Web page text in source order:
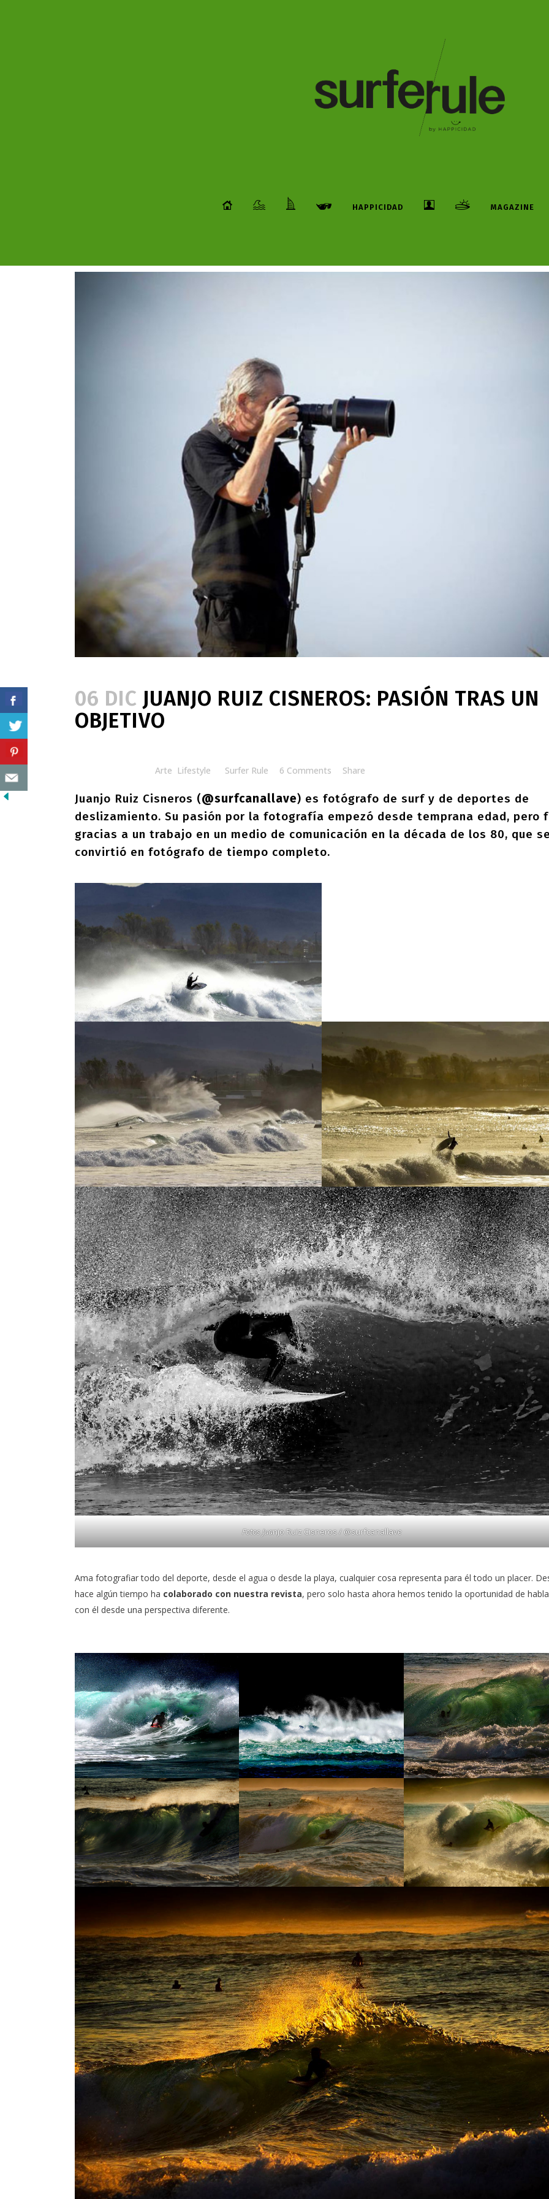
HAPPICIDAD MAGAZINE
06 DIC JUANJO RUIZ CISNEROS: PASIÓN TRAS UN
OBJETIVO
Arte Lifestyle Surfer Rule 6 Comments Share
Juanjo Ruiz Cisneros (@surfcanallave) es fotógrafo de surf y de deportes de
deslizamiento. Su pasión por la fotografía empezó desde temprana edad, pero
gracias a un trabajo en un medio de comunicación en la década de los 80, que
convirtió en fotógrafo de tiempo completo.
FotosJuanjo Ruiz Cisneros/@surfcanallave
Ama fotografiar todo del deporte, desde el agua o desde la playa, cualquier cosa representa para él todo un placer.
hace algún tiempo ha colaborado con nuestra revista, pero solo hasta ahora hemos tenido la oportunidad de
con él desde una perspectiva diferente.